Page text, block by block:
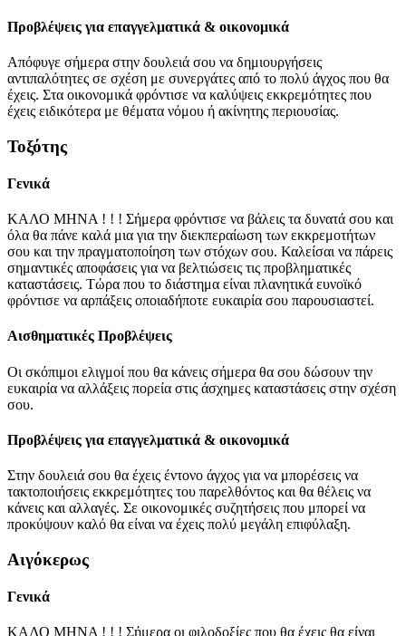
Προβλέψεις για επαγγελματικά & οικονομικά
Απόφυγε σήμερα στην δουλειά σου να δημιουργήσεις
αντιπαλότητες σε σχέση με συνεργάτες από το πολύ άγχος που θα
έχεις. Στα οικονομικά φρόντισε να καλύψεις εκκρεμότητες που
έχεις ειδικότερα με θέματα νόμου ή ακίνητης περιουσίας.
Τοξότης
Γενικά
ΚΑΛΟ ΜΗΝΑ ! ! ! Σήμερα φρόντισε να βάλεις τα δυνατά σου και
όλα θα πάνε καλά μια για την διεκπεραίωση των εκκρεμοτήτων
σου και την πραγματοποίηση των στόχων σου. Καλείσαι να πάρεις
σημαντικές αποφάσεις για να βελτιώσεις τις προβληματικές
καταστάσεις. Τώρα που το διάστημα είναι πλανητικά ευνοϊκό
φρόντισε να αρπάξεις οποιαδήποτε ευκαιρία σου παρουσιαστεί.
Αισθηματικές Προβλέψεις
Οι σκόπιμοι ελιγμοί που θα κάνεις σήμερα θα σου δώσουν την
ευκαιρία να αλλάξεις πορεία στις άσχημες καταστάσεις στην σχέση
σου.
Προβλέψεις για επαγγελματικά & οικονομικά
Στην δουλειά σου θα έχεις έντονο άγχος για να μπορέσεις να
τακτοποιήσεις εκκρεμότητες του παρελθόντος και θα θέλεις να
κάνεις και αλλαγές. Σε οικονομικές συζητήσεις που μπορεί να
προκύψουν καλό θα είναι να έχεις πολύ μεγάλη επιφύλαξη.
Αιγόκερως
Γενικά
ΚΑΛΟ ΜΗΝΑ ! ! ! Σήμερα οι φιλοδοξίες που θα έχεις θα είναι